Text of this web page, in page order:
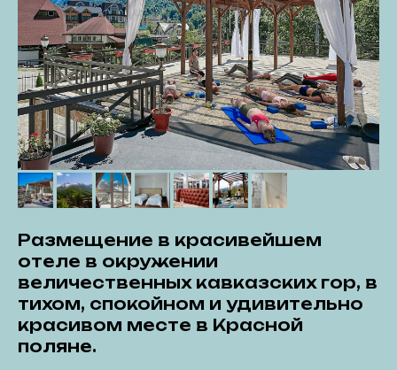
Размещение в красивейшем
отеле в окружении
величественных кавказских гор, в
тихом, спокойном и удивительно
красивом месте в Красной
поляне.